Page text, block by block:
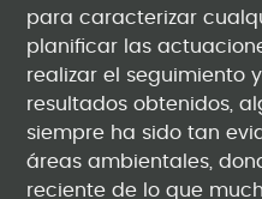
para caracterizar
planificar las
realizar el seguimiento
resultados obtenidos,
siempre ha sido tan
áreas ambientales,
reciente de lo que